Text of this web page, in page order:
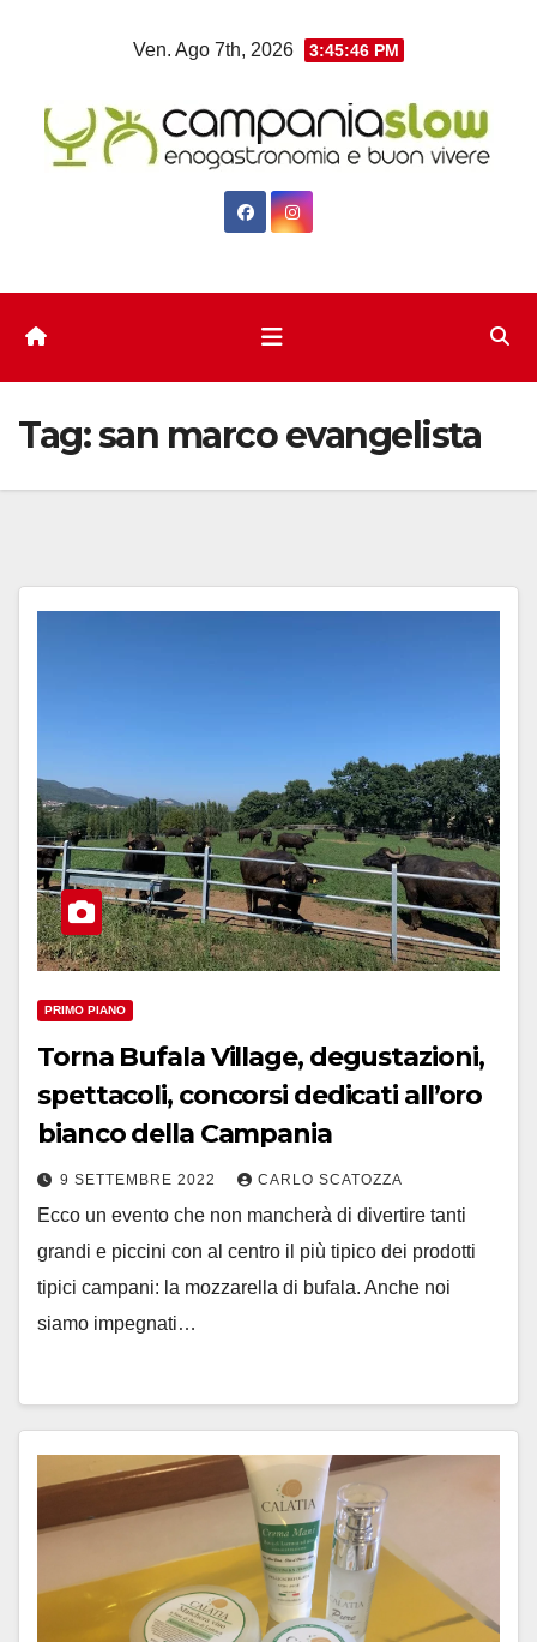
Ven. Ago 7th, 2026 3:45:47 PM
Tag:san marco evangelista
PRIMO PIANO
Torna Bufala Village, degustazioni,
spettacoli, concorsi dedicati all’oro
bianco della Campania
9 SETTEMBRE 2022 CARLO SCATOZZA
Ecco un evento che non mancherà di divertire tanti
grandi e piccini con al centro il più tipico dei prodotti
tipici campani: la mozzarella di bufala. Anche noi
siamo impegnati…